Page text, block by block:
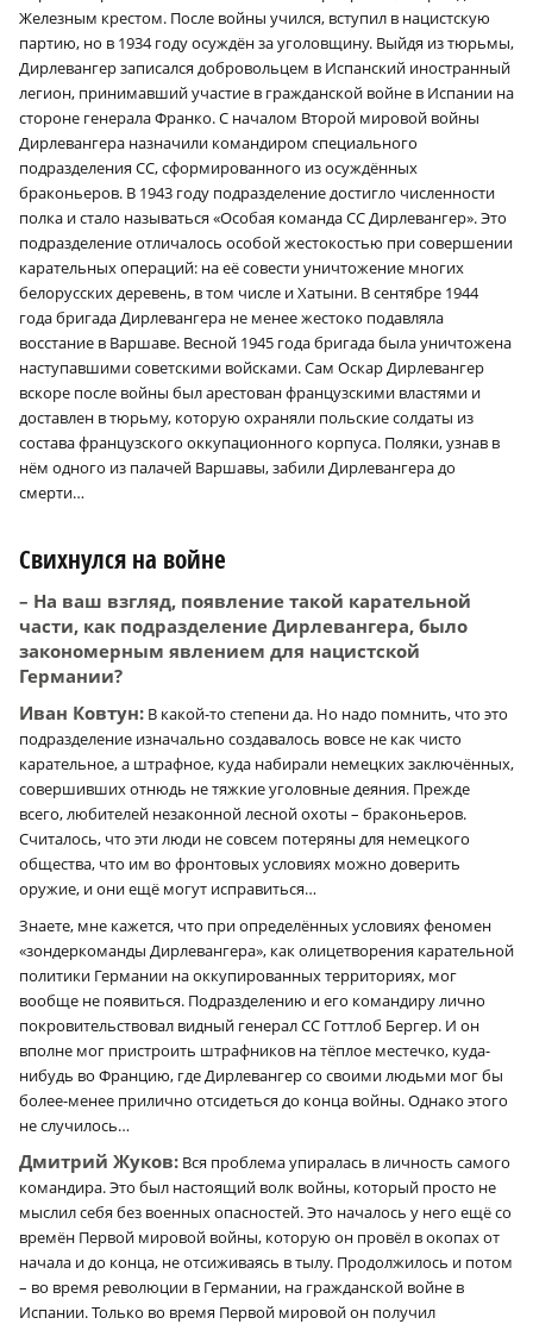
Железным крестом. После войны учился, вступил в нацистскую
партию, но в 1934 году осуждён за уголовщину. Выйдя из тюрьмы,
Дирлевангер записался добровольцем в Испанский иностранный
легион, принимавший участие в гражданской войне в Испании на
стороне генерала Франко. С началом Второй мировой войны
Дирлевангера назначили командиром специального
подразделения СС, сформированного из осуждённых
браконьеров. В 1943 году подразделение достигло численности
полка и стало называться «Особая команда СС Дирлевангер». Это
подразделение отличалось особой жестокостью при совершении
карательных операций: на её совести уничтожение многих
белорусских деревень, в том числе и Хатыни. В сентябре 1944
года бригада Дирлевангера не менее жестоко подавляла
восстание в Варшаве. Весной 1945 года бригада была уничтожена
наступавшими советскими войсками. Сам Оскар Дирлевангер
вскоре после войны был арестован французскими властями и
доставлен в тюрьму, которую охраняли польские солдаты из
состава французского оккупационного корпуса. Поляки, узнав в
нём одного из палачей Варшавы, забили Дирлевангера до
смерти…
Свихнулся на войне
– На ваш взгляд, появление такой карательной
части, как подразделение Дирлевангера, было
закономерным явлением для нацистской
Германии?
Иван Ковтун: В какой-то степени да. Но надо помнить, что это
подразделение изначально создавалось вовсе не как чисто
карательное, а штрафное, куда набирали немецких заключённых,
совершивших отнюдь не тяжкие уголовные деяния. Прежде
всего, любителей незаконной лесной охоты – браконьеров.
Считалось, что эти люди не совсем потеряны для немецкого
общества, что им во фронтовых условиях можно доверить
оружие, и они ещё могут исправиться…
Знаете, мне кажется, что при определённых условиях феномен
«зондеркоманды Дирлевангера», как олицетворения карательной
политики Германии на оккупированных территориях, мог
вообще не появиться. Подразделению и его командиру лично
покровительствовал видный генерал СС Готтлоб Бергер. И он
вполне мог пристроить штрафников на тёплое местечко, куда-
нибудь во Францию, где Дирлевангер со своими людьми мог бы
более-менее прилично отсидеться до конца войны. Однако этого
не случилось…
Дмитрий Жуков: Вся проблема упиралась в личность самого
командира. Это был настоящий волк войны, который просто не
мыслил себя без военных опасностей. Это началось у него ещё со
времён Первой мировой войны, которую он провёл в окопах от
начала и до конца, не отсиживаясь в тылу. Продолжилось и потом
– во время революции в Германии, на гражданской войне в
Испании. Только во время Первой мировой он получил